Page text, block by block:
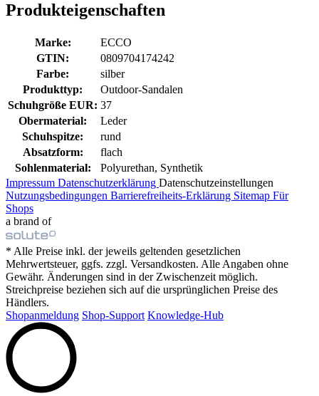
Produkteigenschaften
Marke:
ECCO
GTIN:
0809704174242
Farbe:
silber
Produkttyp:
Outdoor-Sandalen
Schuhgröße EUR: 37
Obermaterial:
Leder
Schuhspitze:
rund
Absatzform:
flach
Sohlenmaterial:
Polyurethan, Synthetik
Impressum Datenschutzerklärung Datenschutzeinstellungen
Nutzungsbedingungen Barrierefreiheits-Erklärung Sitemap Für
Shops
a brand of
* Alle Preise inkl. der jeweils geltenden gesetzlichen
Mehrwertsteuer, ggfs. zzgl. Versandkosten. Alle Angaben ohne
Gewähr. Änderungen sind in der Zwischenzeit möglich.
Streichpreise beziehen sich auf die ursprünglichen Preise des
Händlers.
Shopanmeldung Shop-Support Knowledge-Hub